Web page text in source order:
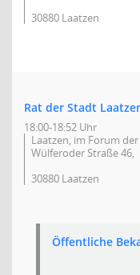
30880 Laatzen
Rat der Stadt
18:00-18:52 Uhr
Laatzen, im Forum
Wülferoder Straße 46,
30880 Laatzen
Öffentliche